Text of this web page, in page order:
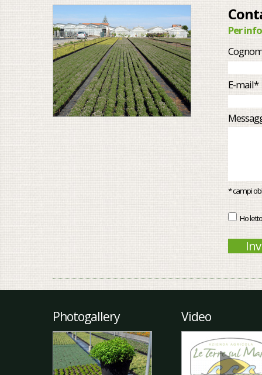
Per
E-mail*
* campi
Ho
Photogallery Video